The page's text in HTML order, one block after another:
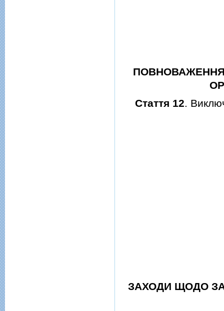
Стаття 12.
ЗАХОДИ ЩОДО